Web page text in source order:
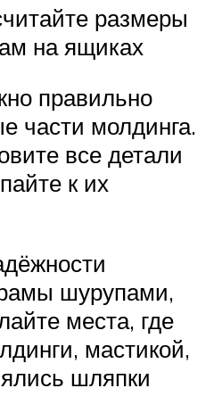
размеры
на ящиках
правильно
части молдинга.
все детали
к их
шурупами,
места, где
мастикой,
шляпки